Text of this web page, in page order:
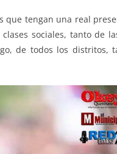
que tengan una real
sociales, tanto de
de todos los distritos,